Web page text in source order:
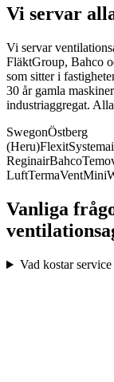
Vi servar
Vi servar
FläktGroup, Bahco
som sitter i
30 år gamla
industriaggregat.
SwegonÖstberg
(Heru)Flexit
ReginairBahco
LuftTermaVent
Vanliga
Vad kostar